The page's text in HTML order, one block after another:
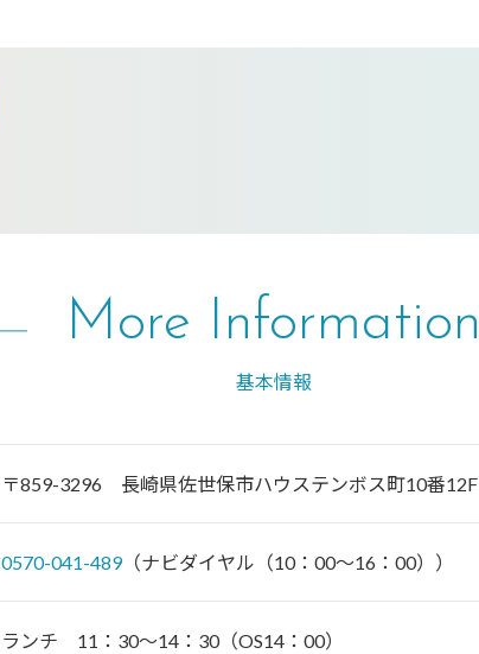
More Information
基本情報
〒859-3296 長崎県佐世保市ハウステンボス町10番12F
0570-041-489（ナビダイヤル（10：00～16：00））
ランチ 11：30～14：30（OS14：00）